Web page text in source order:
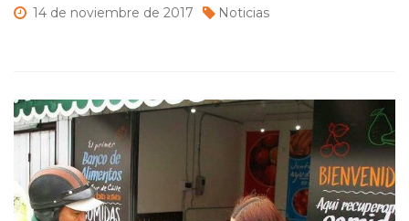
14 de noviembre de 2017 Noticias